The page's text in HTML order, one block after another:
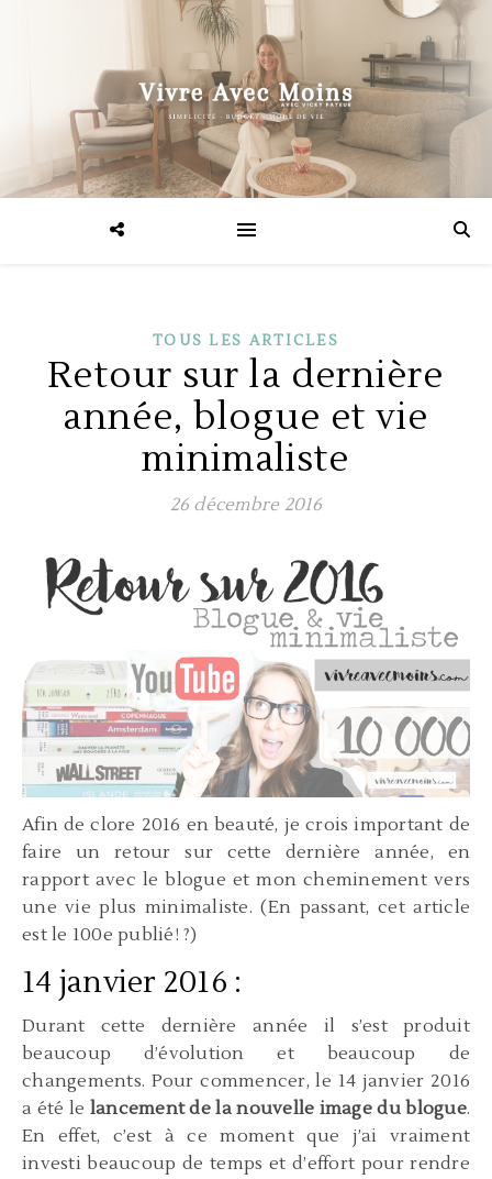
TOUS LES ARTICLES
Retour sur la dernière
année, blogue et vie
minimaliste
26 décembre 2016
Afin de clore 2016 en beauté, je crois important de
faire un retour sur cette dernière année, en
rapport avec le blogue et mon cheminement vers
une vie plus minimaliste. (En passant, cet article
est le 100e publié! ?)
14 janvier 2016 :
Durant cette dernière année il s’est produit
beaucoup d’évolution et beaucoup de
changements. Pour commencer, le 14 janvier 2016
a été le lancement de la nouvelle image du blogue.
En effet, c’est à ce moment que j’ai vraiment
investi beaucoup de temps et d’effort pour rendre